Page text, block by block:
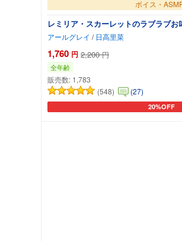
ボイス・
レミリア・スカーレットのラブラブ
アールグレイ / 日高里菜
1,760 円 2,200 円
全年齢
販売数: 1,783
(548)
(27)
20%OFF
カートに追